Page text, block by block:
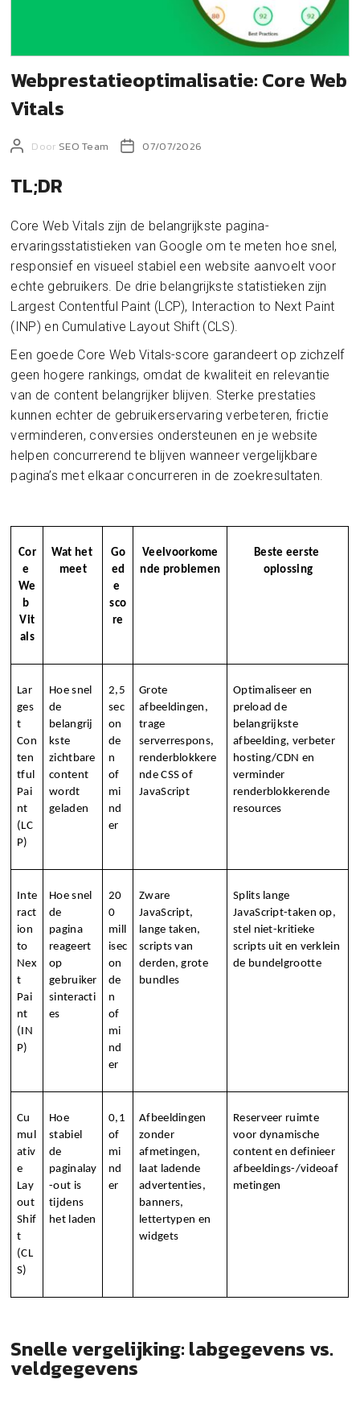
Webprestatieoptimalisatie: Core Web
Vitals
Door SEO Team 07/07/2026
TL;DR
Core Web Vitals zijn de belangrijkste pagina-
ervaringsstatistieken van Google om te meten hoe snel,
responsief en visueel stabiel een website aanvoelt voor
echte gebruikers. De drie belangrijkste statistieken zijn
Largest Contentful Paint (LCP), Interaction to Next Paint
(INP) en Cumulative Layout Shift (CLS).
Een goede Core Web Vitals-score garandeert op zichzelf
geen hogere rankings, omdat de kwaliteit en relevantie
van de content belangrijker blijven. Sterke prestaties
kunnen echter de gebruikerservaring verbeteren, frictie
verminderen, conversies ondersteunen en je website
helpen concurrerend te blijven wanneer vergelijkbare
pagina’s met elkaar concurreren in de zoekresultaten.
Cor
e
We
b
Vit
als
Wat het
meet
Go
ed
e
sco
re
Veelvoorkome
nde problemen
Beste eerste
oplossing
Lar
ges
t
Con
ten
tful
Pai
nt
(LC
P)
Hoe snel
de
belangrij
kste
zichtbare
content
wordt
geladen
2,5
sec
on
de
n
of
mi
nd
er
Grote
afbeeldingen,
trage
serverrespons,
renderblokkere
nde CSS of
JavaScript
Optimaliseer en
preload de
belangrijkste
afbeelding, verbeter
hosting/CDN en
verminder
renderblokkerende
resources
Inte
ract
ion
to
Nex
t
Pai
nt
(IN
P)
Hoe snel
de
pagina
reageert
op
gebruiker
sinteracti
es
20
0
mill
isec
on
de
n
of
mi
nd
er
Zware
JavaScript,
lange taken,
scripts van
derden, grote
bundles
Splits lange
JavaScript-taken op,
stel niet-kritieke
scripts uit en verklein
de bundelgrootte
Cu
mul
ativ
e
Lay
out
Shif
t
(CL
S)
Hoe
stabiel
de
paginalay
-out is
tijdens
het laden
0,1
of
mi
nd
er
Afbeeldingen
zonder
afmetingen,
laat ladende
advertenties,
banners,
lettertypen en
widgets
Reserveer ruimte
voor dynamische
content en definieer
afbeeldings-/videoaf
metingen
Snelle vergelijking: labgegevens vs.
veldgegevens